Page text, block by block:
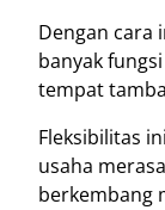
Dengan cara
banyak
tempat
Fleksibilitas
usaha
berkembang